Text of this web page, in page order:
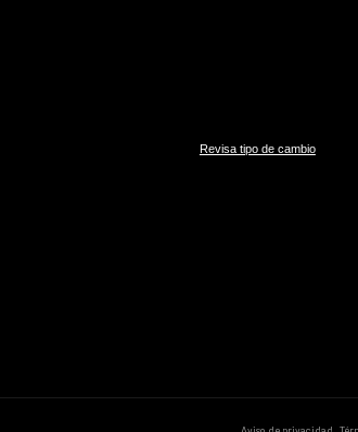
Revisa tipo de cambio